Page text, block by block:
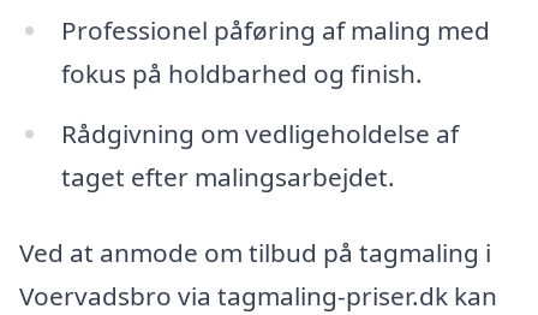
Professionel påføring af maling med
fokus på holdbarhed og finish.
Rådgivning om vedligeholdelse af
taget efter malingsarbejdet.
Ved at anmode om tilbud på tagmaling i
Voervadsbro via tagmaling-priser.dk kan